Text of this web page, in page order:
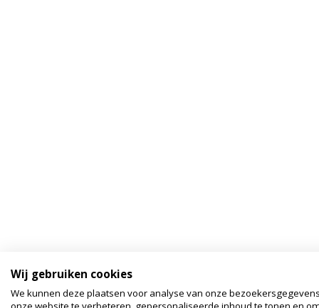
Wij gebruiken cookies
We kunnen deze plaatsen voor analyse van onze